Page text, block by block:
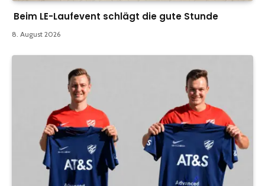
Beim LE-Laufevent schlägt die gute Stunde
8. August 2026